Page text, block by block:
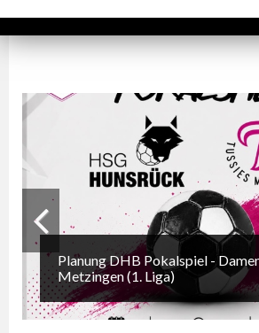
Planung DHB Pokalspiel -
Metzingen (1. Liga)
Zurück